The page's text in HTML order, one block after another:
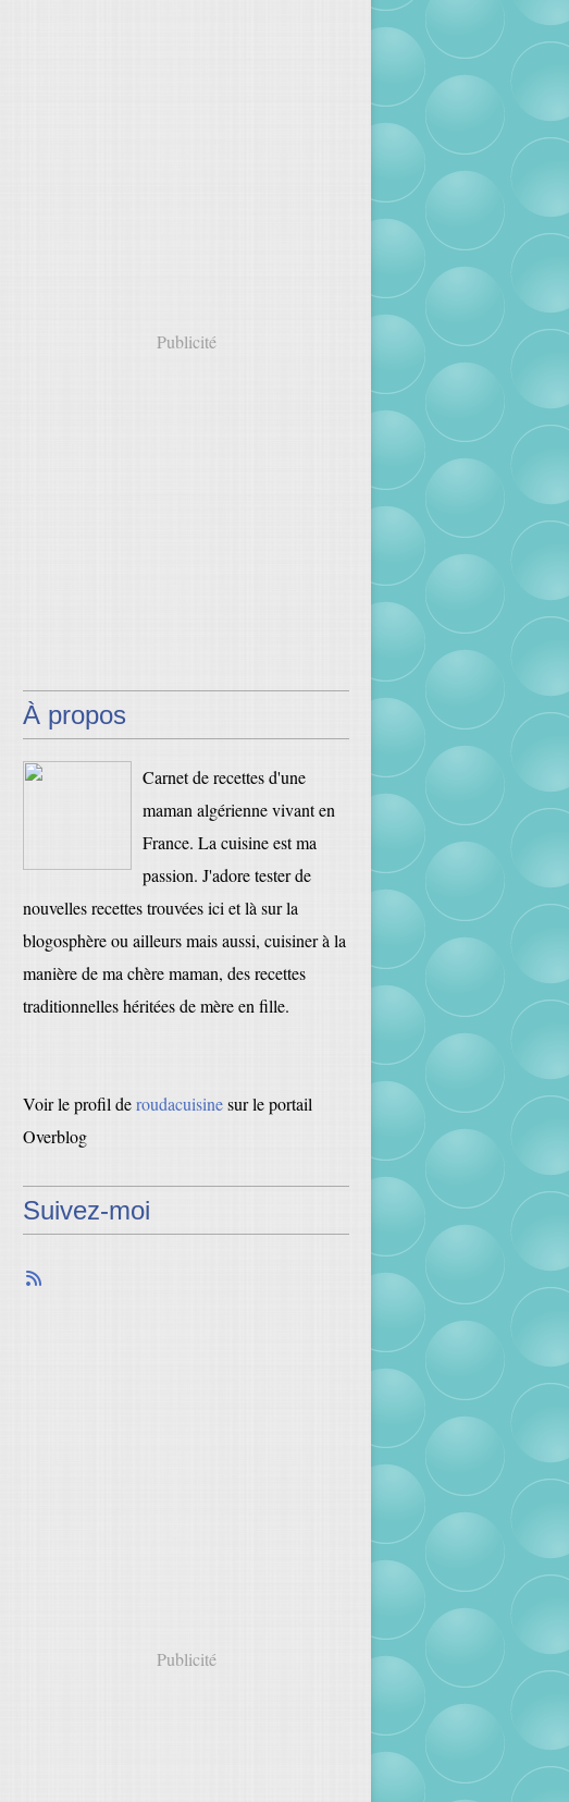
Publicité
À propos
Carnet de recettes d'une
maman algérienne vivant en
France. La cuisine est ma
passion. J'adore tester de
nouvelles recettes trouvées ici et là sur la
blogosphère ou ailleurs mais aussi, cuisiner à la
manière de ma chère maman, des recettes
traditionnelles héritées de mère en fille.
Voir le profil deroudacuisinesur le portail
Overblog
Suivez-moi
Publicité